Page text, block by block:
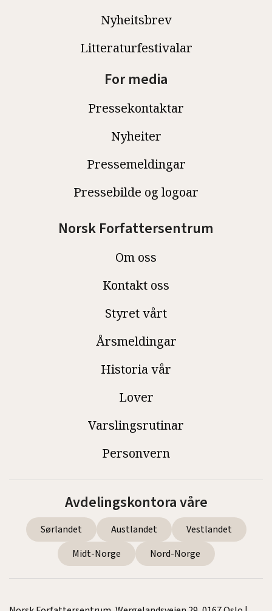
Nyheitsbrev
Litteraturfestivalar
For media
Pressekontaktar
Nyheiter
Pressemeldingar
Pressebilde og logoar
Norsk Forfattersentrum
Om oss
Kontakt oss
Styret vårt
Årsmeldingar
Historia vår
Lover
Varslingsrutinar
Personvern
Avdelingskontora våre
Sørlandet Austlandet
Vestlandet
Midt-Norge
Nord-Norge